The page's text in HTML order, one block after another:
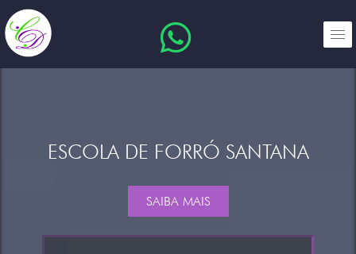
ESCOLA DE FORRÓ SANTANA
SAIBA MAIS